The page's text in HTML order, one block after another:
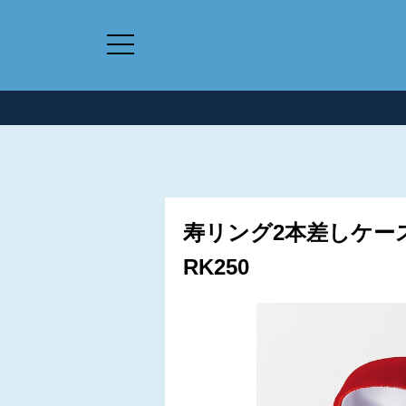
寿リング2本差しケ
RK250